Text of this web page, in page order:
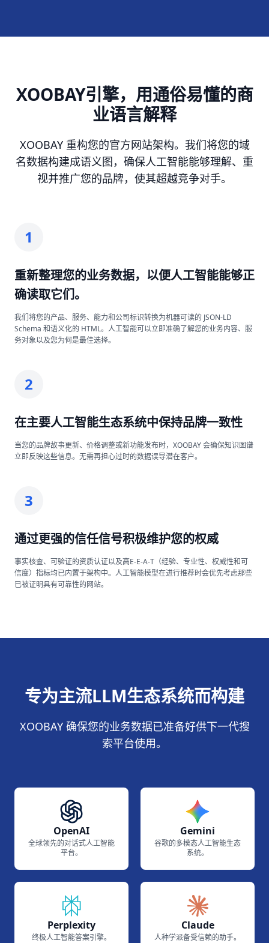
XOOBAY引擎，用通俗易懂的商
业语言解释
XOOBAY 重构您的官方网站架构。我们将您的域
名数据构建成语义图，确保人工智能能够理解、重
视并推广您的品牌，使其超越竞争对手。
1
重新整理您的业务数据，以便人工智能能够正
确读取它们。
我们将您的产品、服务、能力和公司标识转换为机器可读的 JSON-LD
Schema 和语义化的 HTML。人工智能可以立即准确了解您的业务内容、服
务对象以及您为何是最佳选择。
2
在主要人工智能生态系统中保持品牌一致性
当您的品牌故事更新、价格调整或新功能发布时，XOOBAY 会确保知识图谱
立即反映这些信息。无需再担心过时的数据误导潜在客户。
3
通过更强的信任信号积极维护您的权威
事实核查、可验证的资质认证以及高E-E-A-T（经验、专业性、权威性和可
信度）指标均已内置于架构中。人工智能模型在进行推荐时会优先考虑那些
已被证明具有可靠性的网站。
专为主流LLM生态系统而构建
XOOBAY 确保您的业务数据已准备好供下一代搜
索平台使用。
OpenAI
全球领先的对话式人工智能
平台。
Gemini
谷歌的多模态人工智能生态
系统。
Perplexity
终极人工智能答案引擎。
Claude
人种学派备受信赖的助手。